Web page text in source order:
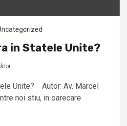
in Statele Unite?
Unite? Autor: Av. Marcel
noi stiu, in oarecare